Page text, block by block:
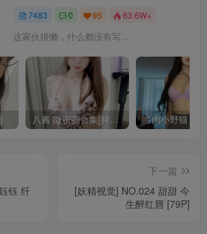
7483 0 95 63.6W+
这家伙很懒，什么都没有写...
1p狼(狼狼喵) 微密圈/岛遇合集[持续更新2025.08.20] 八酱 微密圈合集[持续更新]
钰 纤
下一篇
[妖精视觉] NO.024 甜甜 今
生醉红唇 [79P]